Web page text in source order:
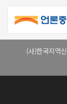
(사)한국지역